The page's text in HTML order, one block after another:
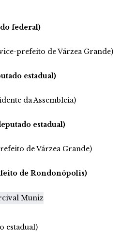
federal)
prefeito de Várzea Grande)
estadual)
da Assembleia)
estadual)
de Várzea Grande)
de Rondonópolis)
estadual)